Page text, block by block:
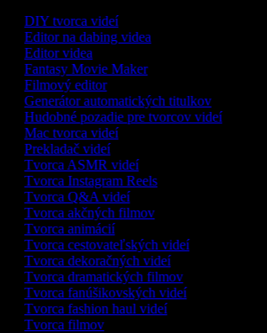
DIY tvorca videí
Editor na dabing videa
Editor videa
Fantasy Movie Maker
Filmový editor
Generátor automatických titulkov
Hudobné pozadie pre tvorcov videí
Mac tvorca videí
Prekladač videí
Tvorca ASMR videí
Tvorca Instagram Reels
Tvorca Q&A videí
Tvorca akčných filmov
Tvorca animácií
Tvorca cestovateľských videí
Tvorca dekoračných videí
Tvorca dramatických filmov
Tvorca fanúšikovských videí
Tvorca fashion haul videí
Tvorca filmov